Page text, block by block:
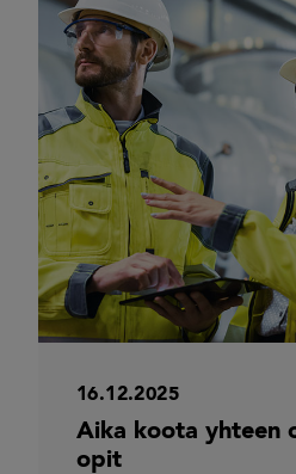
16.12.2025
Aika koota yhteen
opit